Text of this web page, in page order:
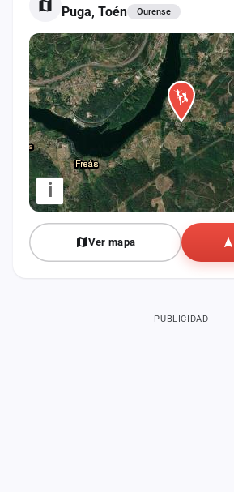
Puga, Toén Ourense
i
Ver mapa
PUBLICIDAD